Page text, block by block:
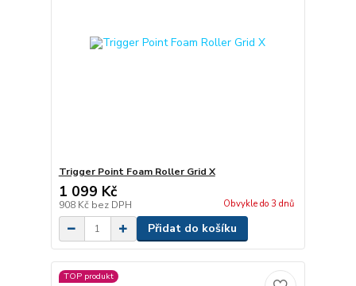
Trigger Point Foam Roller Grid X
1 099 Kč
908 Kč bez DPH Obvykle do 3 dnů
Přidat do košíku
TOP produkt